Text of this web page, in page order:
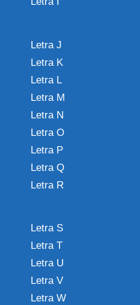
Letra J
Letra K
Letra L
Letra M
Letra N
Letra O
Letra P
Letra Q
Letra R
Letra S
Letra T
Letra U
Letra V
Letra W